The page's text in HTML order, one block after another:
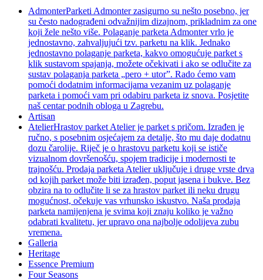
AdmonterParketi Admonter zasigurno su nešto posebno, jer
su često nadograđeni odvažnijim dizajnom, prikladnim za one
koji žele nešto više. Polaganje parketa Admonter vrlo je
jednostavno, zahvaljujući tzv. parketu na klik. Jednako
jednostavno polaganje parketa, kakvo omogućuje parket s
klik sustavom spajanja, možete očekivati i ako se odlučite za
sustav polaganja parketa „pero + utor”. Rado ćemo vam
pomoći dodatnim informacijama vezanim uz polaganje
parketa i pomoći vam pri odabiru parketa iz snova. Posjetite
naš centar podnih obloga u Zagrebu.
Artisan
AtelierHrastov parket Atelier je parket s pričom. Izrađen je
ručno, s posebnim osjećajem za detalje, što mu daje dodatnu
dozu čarolije. Riječ je o hrastovu parketu koji se ističe
vizualnom dovršenošću, spojem tradicije i modernosti te
trajnošću. Prodaja parketa Atelier uključuje i druge vrste drva
od kojih parket može biti izrađen, poput jasena i bukve. Bez
obzira na to odlučite li se za hrastov parket ili neku drugu
mogućnost, očekuje vas vrhunsko iskustvo. Naša prodaja
parketa namijenjena je svima koji znaju koliko je važno
odabrati kvalitetu, jer upravo ona najbolje odolijeva zubu
vremena.
Galleria
Heritage
Essence Premium
Four Seasons